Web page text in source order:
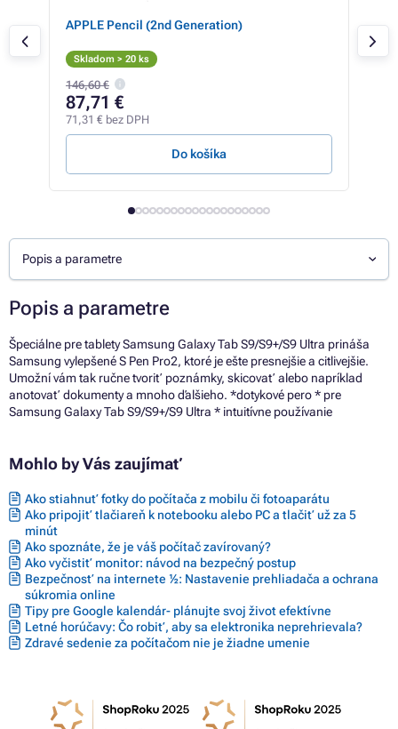
APPLE Pencil (2nd Generation)
Skladom > 20 ks
146,60 €
87,71 €
71,31 € bez DPH
Do košíka
Popis a parametre
Popis a parametre
Špeciálne pre tablety Samsung Galaxy Tab S9/S9+/S9 Ultra prináša
Samsung vylepšené S Pen Pro2, ktoré je ešte presnejšie a citlivejšie.
Umožní vám tak ručne tvoriť poznámky, skicovať alebo napríklad
anotovať dokumenty a mnoho ďalšieho. *dotykové pero * pre
Samsung Galaxy Tab S9/S9+/S9 Ultra * intuitívne používanie
Mohlo by Vás zaujímať
Ako stiahnuť fotky do počítača z mobilu či fotoaparátu
Ako pripojiť tlačiareň k notebooku alebo PC a tlačiť už za 5
minút
Ako spoznáte, že je váš počítač zavírovaný?
Ako vyčistiť monitor: návod na bezpečný postup
Bezpečnosť na internete ½: Nastavenie prehliadača a ochrana
súkromia online
Tipy pre Google kalendár- plánujte svoj život efektívne
Letné horúčavy: Čo robiť, aby sa elektronika neprehrievala?
Zdravé sedenie za počítačom nie je žiadne umenie